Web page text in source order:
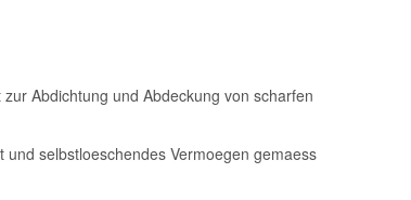
Abdichtung und Abdeckung von scharfen
selbstloeschendes Vermoegen gemaess